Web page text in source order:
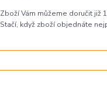
Zboží Vám můžeme doručit již
Stačí, když zboží objednáte